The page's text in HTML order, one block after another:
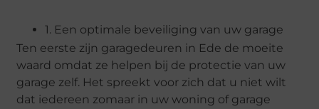
1. Een optimale beveiliging van uw garage
Ten eerste zijn garagedeuren in Ede de moeite
waard omdat ze helpen bij de protectie van uw
garage zelf. Het spreekt voor zich dat u niet wilt
dat iedereen zomaar in uw woning of garage